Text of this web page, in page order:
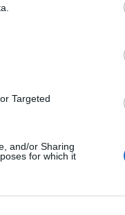
Targeted
and/or Sharing
for which it